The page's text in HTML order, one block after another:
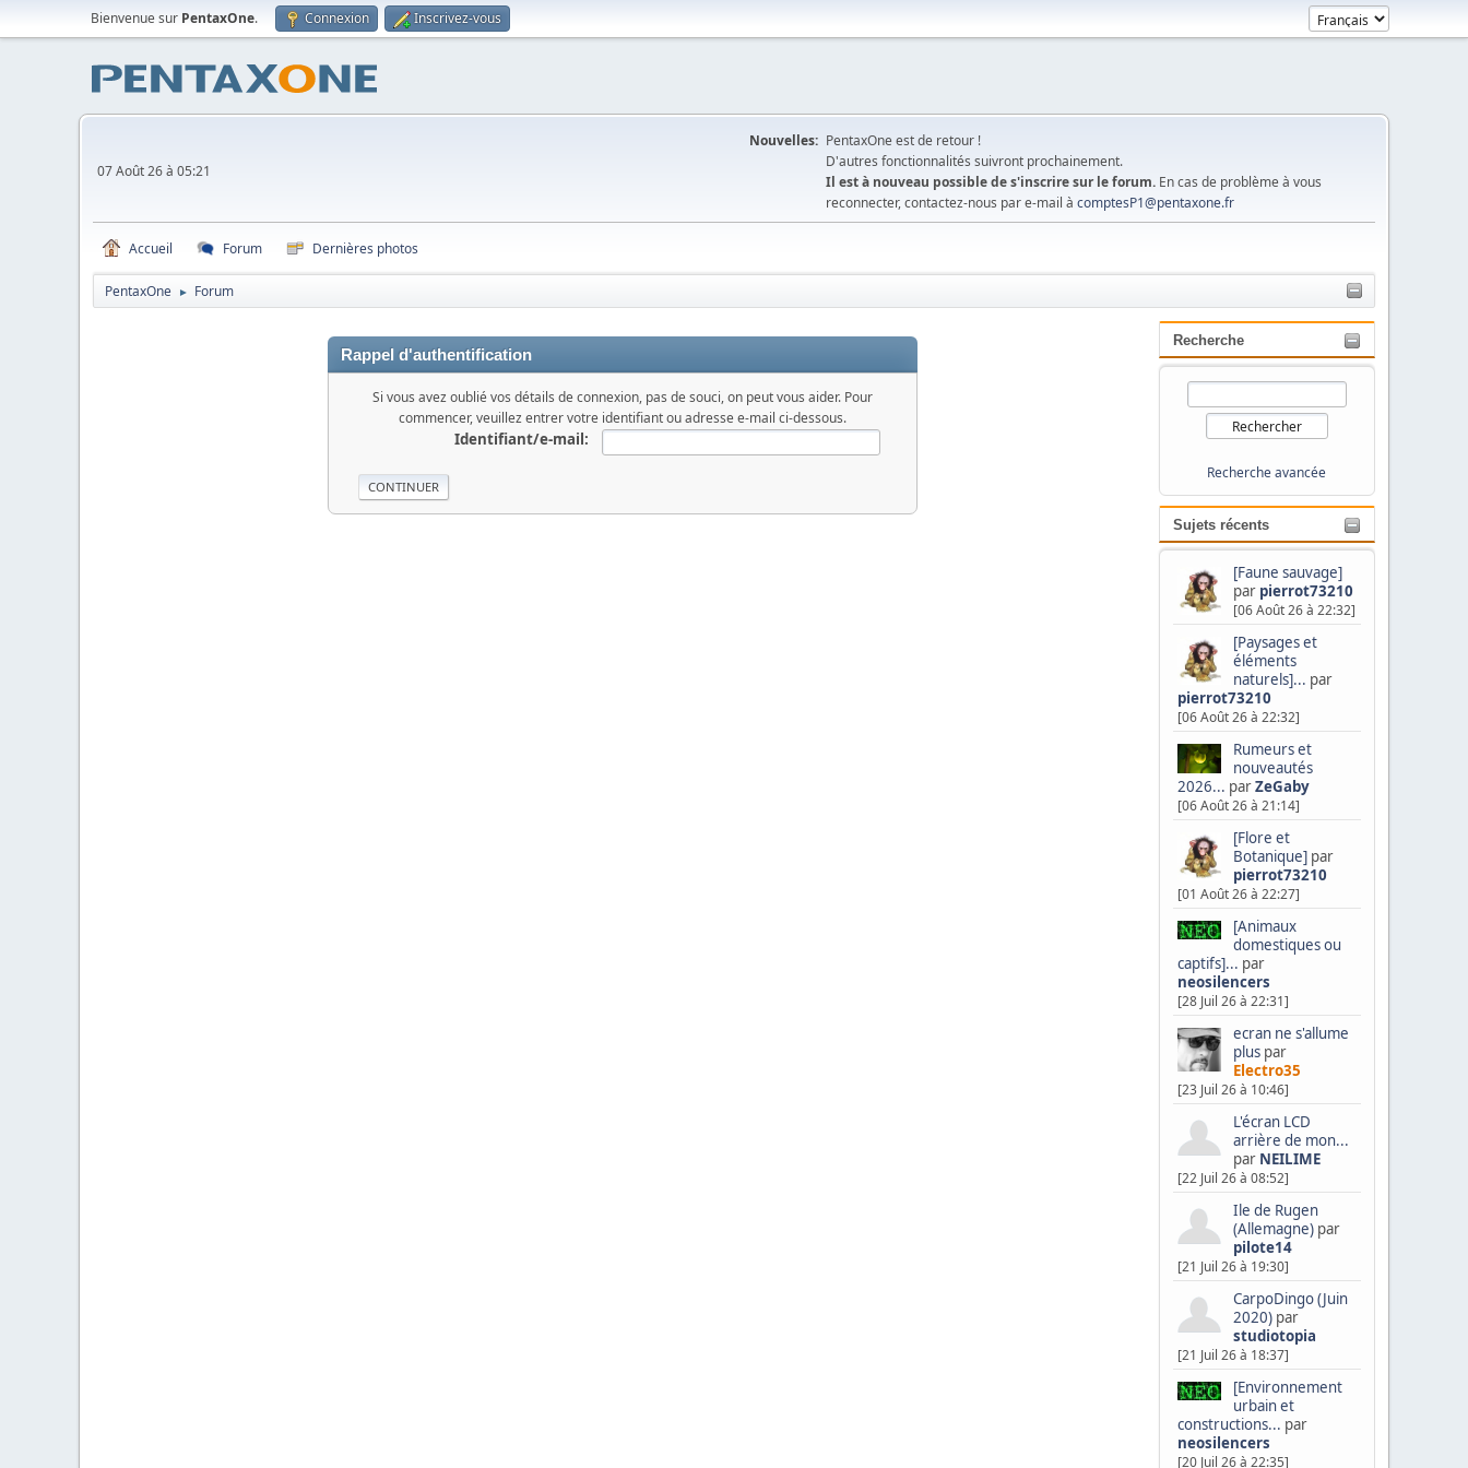
Bienvenue sur PentaxOne. Connexion Inscrivez-vous
07 Août 26 à 05:21
Nouvelles: PentaxOne est de retour !
D'autres fonctionnalités suivront prochainement.
Il est à nouveau possible de s'inscrire sur le forum. En cas de problème à vous
reconnecter, contactez-nous par e-mail à comptesP1@pentaxone.fr
Accueil Forum Dernières photos
PentaxOne ► Forum
Recherche
Recherche avancée
Sujets récents
[Faune sauvage]
par pierrot73210
[06 Août 26 à 22:32]
[Paysages et
éléments
naturels]... par
pierrot73210
[06 Août 26 à 22:32]
Rumeurs et
nouveautés
2026... parZeGaby
[06 Août 26 à 21:14]
[Flore et
Botanique]par
pierrot73210
[01 Août 26 à 22:27]
[Animaux
domestiques ou
captifs]... par
neosilencers
[28 Juil 26 à 22:31]
ecran ne s'allume
pluspar
Electro35
[23 Juil 26 à 10:46]
L'écran LCD
arrière de mon...
par NEILIME
[22 Juil 26 à 08:52]
Ile de Rugen
(Allemagne)par
pilote14
[21 Juil 26 à 19:30]
CarpoDingo (Juin
2020)par
studiotopia
[21 Juil 26 à 18:37]
[Environnement
urbain et
constructions... par
neosilencers
[20 Juil 26 à 22:35]
Rappel d'authentification
Si vous avez oublié vos détails de connexion, pas de souci, on peut vous aider. Pour
commencer, veuillez entrer votre identifiant ou adresse e-mail ci-dessous.
Identifiant/e-mail: